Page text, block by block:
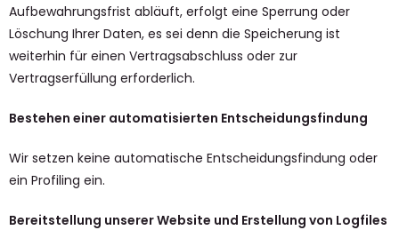
Aufbewahrungsfrist abläuft, erfolgt eine Sperrung oder
Löschung Ihrer Daten, es sei denn die Speicherung ist
weiterhin für einen Vertragsabschluss oder zur
Vertragserfüllung erforderlich.
Bestehen einer automatisierten Entscheidungsfindung
Wir setzen keine automatische Entscheidungsfindung oder
ein Profiling ein.
Bereitstellung unserer Website und Erstellung von Logfiles